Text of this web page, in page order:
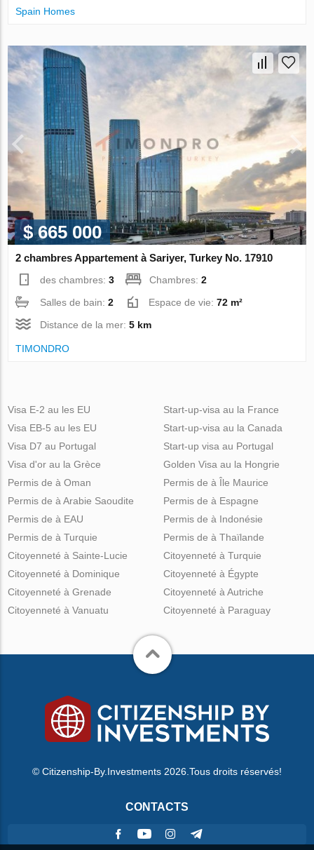
Spain Homes
$ 665 000
2 chambres Appartement à Sariyer, Turkey No. 17910
des chambres:3 Chambres:2
Salles de bain:2 Espace de vie:72 m²
Distance de la mer:5 km
TIMONDRO
Visa E-2 au les EU
Visa EB-5 au les EU
Visa D7 au Portugal
Visa d'or au la Grèce
Start-up-visa au la France
Start-up-visa au la Canada
Start-up visa au Portugal
Golden Visa au la Hongrie
Permis de à Oman
Permis de à Arabie Saoudite
Permis de à EAU
Permis de à Turquie
Permis de à Île Maurice
Permis de à Espagne
Permis de à Indonésie
Permis de à Thaïlande
Citoyenneté à Sainte-Lucie
Citoyenneté à Dominique
Citoyenneté à Grenade
Citoyenneté à Vanuatu
Citoyenneté à Turquie
Citoyenneté à Égypte
Citoyenneté à Autriche
Citoyenneté à Paraguay
© Citizenship-By.Investments 2026.Tous droits réservés!
CONTACTS